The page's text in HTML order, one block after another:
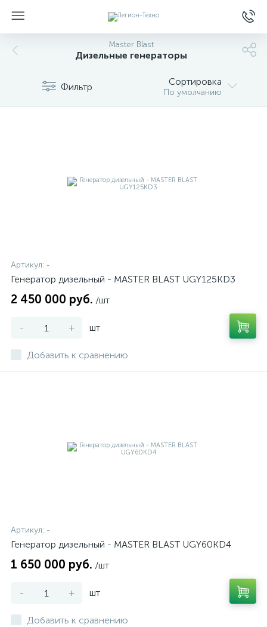
Master Blast
Дизельные генераторы
Фильтр Сортировка
По умолчанию
Артикул: -
Генератор дизельный - MASTER BLAST UGY125KD3
2 450 000 руб. /шт
- + шт
Добавить к сравнению
Артикул: -
Генератор дизельный - MASTER BLAST UGY60KD4
1 650 000 руб. /шт
- + шт
Добавить к сравнению